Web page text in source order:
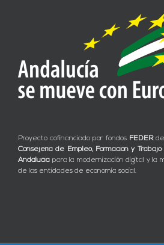
Proyecto cofinanciado por fondos FEDERde
Consejería de Empleo, Formación y Trabajo
Andalucía para la modernización digital y la
de las entidades de economía social.